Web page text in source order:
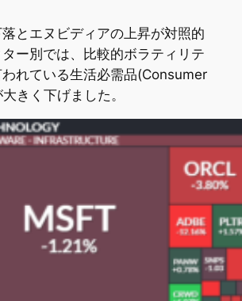
とエヌビディアの上昇が対照的
ー別では、比較的ボラティリテ
われている生活必需品(Consumer
きく下げました。